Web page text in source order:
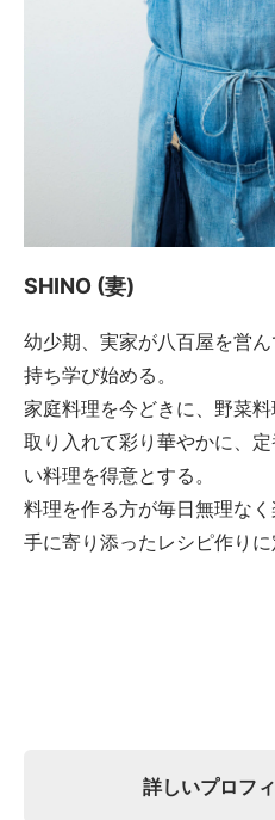
SHINO (妻)
幼少期、実家が八百屋を営
持ち学び始める。
家庭料理を今どきに、野菜
取り入れて彩り華やかに、
い料理を得意とする。
料理を作る方が毎日無理な
手に寄り添ったレシピ作りに
詳しいプロフ